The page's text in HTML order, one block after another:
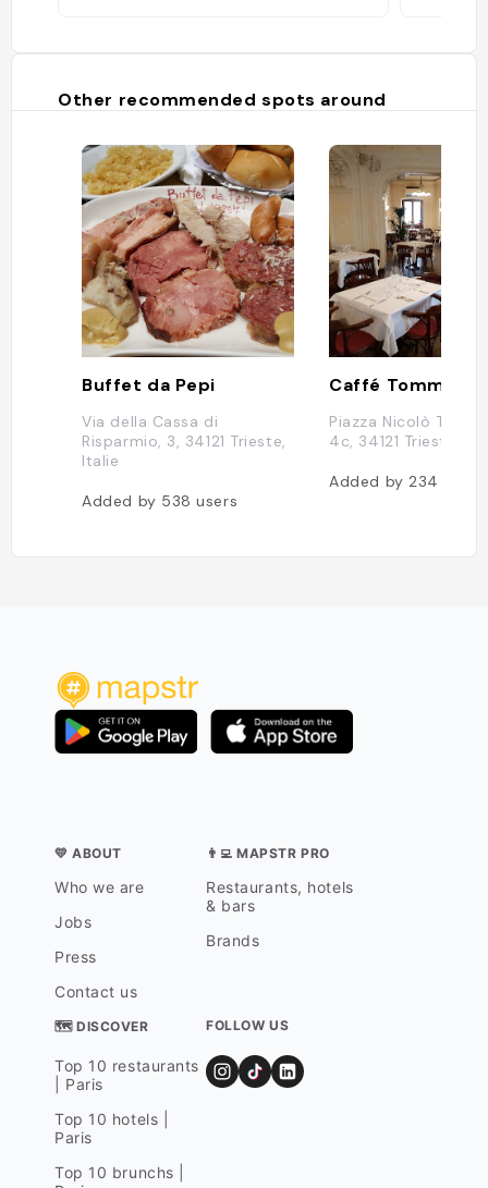
Other recommended spots around
Buffet da Pepi
Via della Cassa di
Risparmio, 3, 34121 Trieste,
Italie
Added by 538users
Caffé Tommaseo
Piazza Nicolò
4c, 34121 Trieste,
Added by234
💛 ABOUT
Who we are
Jobs
Press
Contact us
👨‍💻 MAPSTR PRO
Restaurants, hotels
& bars
Brands
🗺 DISCOVER
Top 10 restaurants
| Paris
Top 10 hotels |
Paris
Top 10 brunchs |
FOLLOW US